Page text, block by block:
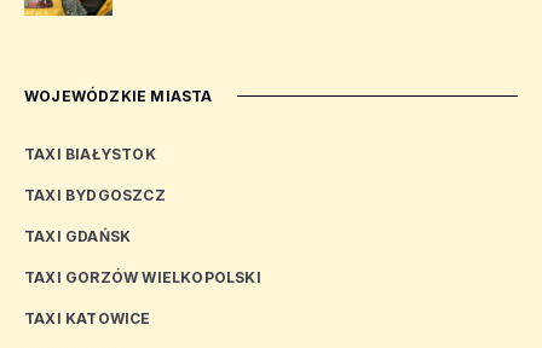
WOJEWÓDZKIE MIASTA
TAXI BIAŁYSTOK
TAXI BYDGOSZCZ
TAXI GDAŃSK
TAXI GORZÓW WIELKOPOLSKI
TAXI KATOWICE